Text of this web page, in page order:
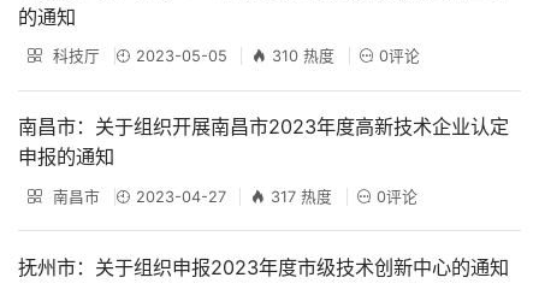
的通知
科技厅 2023-05-05 310 热度 0评论
南昌市：关于组织开展南昌市2023年度高新技术企业认定
申报的通知
南昌市 2023-04-27 317 热度 0评论
抚州市：关于组织申报2023年度市级技术创新中心的通知